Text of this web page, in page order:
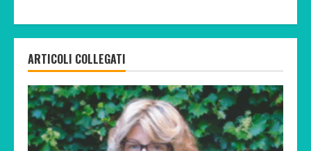
ARTICOLI COLLEGATI